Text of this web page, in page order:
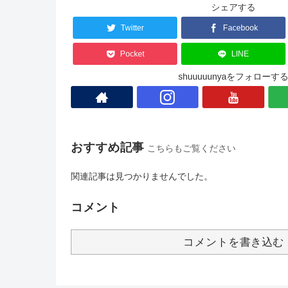
シェアする
Twitter Facebook
Pocket LINE
shuuuuunyaをフォローする
おすすめ記事 こちらもご覧ください
関連記事は見つかりませんでした。
コメント
コメントを書き込む